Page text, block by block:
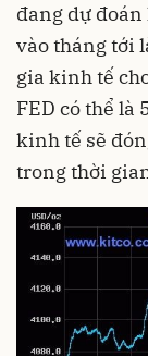
đang dự
vào tháng tới
gia kinh tế
FED có thể
kinh tế sẽ
trong thời